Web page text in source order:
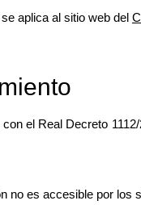
aplica al sitio web del
el Real Decreto
no es accesible por los